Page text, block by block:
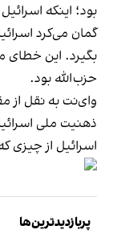
بود؛ اینکه
گمان می‌کرد
بگیرد. این خطای
حزب‌الله بود.
وای‌نت به نقل از
ذهنیت ملی
اسرائیل از چیزی
پربازدیدترین‌ها